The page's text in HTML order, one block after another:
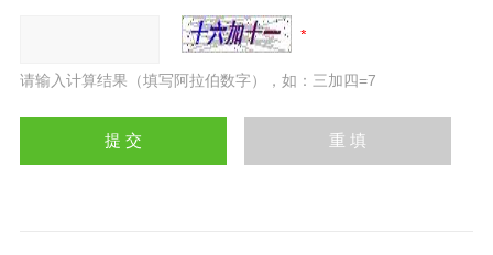
请输入计算结果（填写阿拉伯数字），如：三加四=7